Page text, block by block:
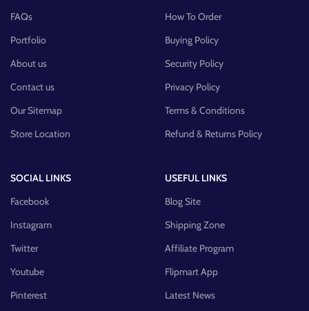
FAQs
Portfolio
About us
Contact us
Our Sitemap
Store Location
How To Order
Buying Policy
Security Policy
Privacy Policy
Terms & Conditions
Refund & Returns Policy
SOCIAL LINKS
Facebook
Instagram
Twitter
Youtube
Pinterest
USEFUL LINKS
Blog Site
Shipping Zone
Affiliate Program
Flipmart App
Latest News